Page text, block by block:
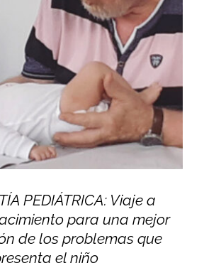
PEDIÁTRICA: Viaje a
para una mejor
de los problemas que
el niño